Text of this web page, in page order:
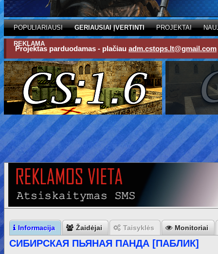
POPULIARIAUSI GERIAUSIAI ĮVERTINTI PROJEKTAI
REKLAMA
Projektas parduodamas - plačiau adm.cstops.lt@gmail.com
Informacija Žaidėjai Taisyklės Monitoriai
СИБИРСКАЯ ПЬЯНАЯ ПАНДА [ПАБЛИК]